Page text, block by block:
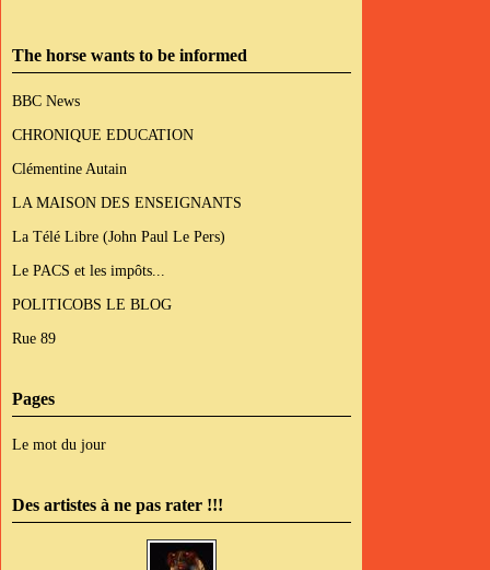
The horse wants to be informed
BBC News
CHRONIQUE EDUCATION
Clémentine Autain
LA MAISON DES ENSEIGNANTS
La Télé Libre (John Paul Le Pers)
Le PACS et les impôts...
POLITICOBS LE BLOG
Rue 89
Pages
Le mot du jour
Des artistes à ne pas rater !!!